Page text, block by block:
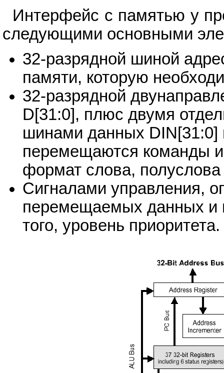
Интерфейс с памятью у
следующими основными
32-разрядной шиной
памяти, которую
32-разрядной
D[31:0], плюс двумя
шинами данных DIN[31:0]
перемещаются команды
формат слова, полуслова
Сигналами управления,
перемещаемых данных и
того, уровень приоритета.